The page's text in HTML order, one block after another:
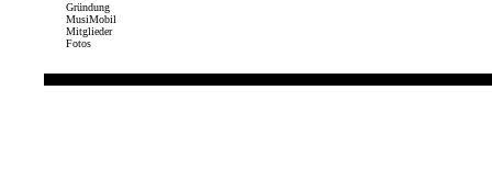
Gründung
MusiMobil
Mitglieder
Fotos